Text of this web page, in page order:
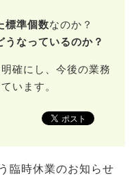
標準個数なのか？
なっているのか？
確にし、今後の業務
います。
時休業のお知らせ